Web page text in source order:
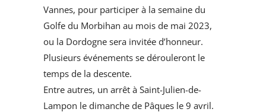
Vannes, pour participer à la semaine du
Golfe du Morbihan au mois de mai 2023,
ou la Dordogne sera invitée d’honneur.
Plusieurs événements se dérouleront le
temps de la descente.
Entre autres, un arrêt à Saint-Julien-de-
Lampon le dimanche de Pâques le 9 avril.